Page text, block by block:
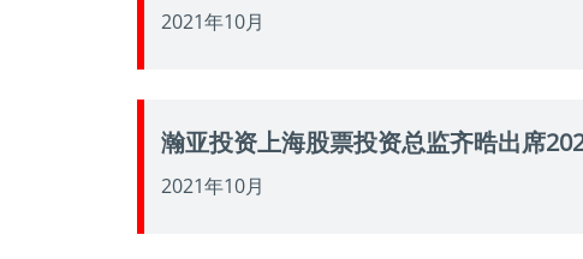
2021年10月
瀚亚投资上海股票投资总监齐晧出席
2021年10月